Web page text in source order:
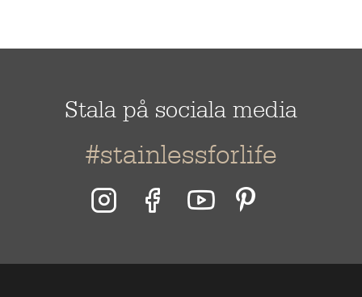
Stala på sociala media
#stainlessforlife